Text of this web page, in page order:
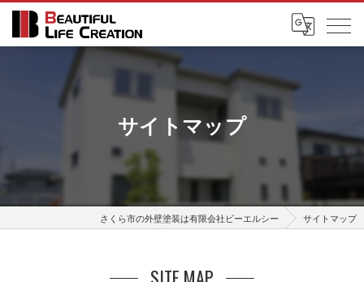
サイトマップ
さくら市の外壁塗装は有限会社ビーエルシー サイトマップ